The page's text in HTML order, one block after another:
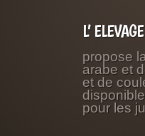
L’
propose
arabe et
et de
pour les